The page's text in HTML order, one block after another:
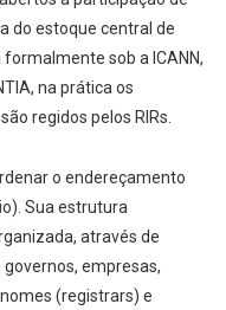
do estoque central de
sob a ICANN,
na prática os
regidos pelos RIRs.
o endereçamento
Sua estrutura
através de
empresas,
(registrars) e